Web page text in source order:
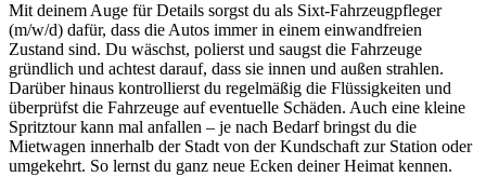
Mit deinem Auge für Details sorgst du als Sixt-Fahrzeugpfleger
(m/w/d) dafür, dass die Autos immer in einem einwandfreien
Zustand sind. Du wäschst, polierst und saugst die Fahrzeuge
gründlich und achtest darauf, dass sie innen und außen strahlen.
Darüber hinaus kontrollierst du regelmäßig die Flüssigkeiten und
überprüfst die Fahrzeuge auf eventuelle Schäden. Auch eine kleine
Spritztour kann mal anfallen – je nach Bedarf bringst du die
Mietwagen innerhalb der Stadt von der Kundschaft zur Station oder
umgekehrt. So lernst du ganz neue Ecken deiner Heimat kennen.